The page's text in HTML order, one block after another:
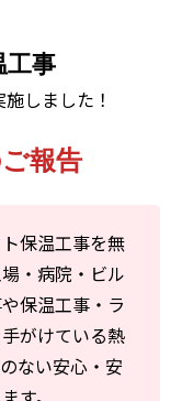
事
しました！
報告
保温工事を無
・病院・ビル
保温工事・ラ
がけている熱
ない安心・安